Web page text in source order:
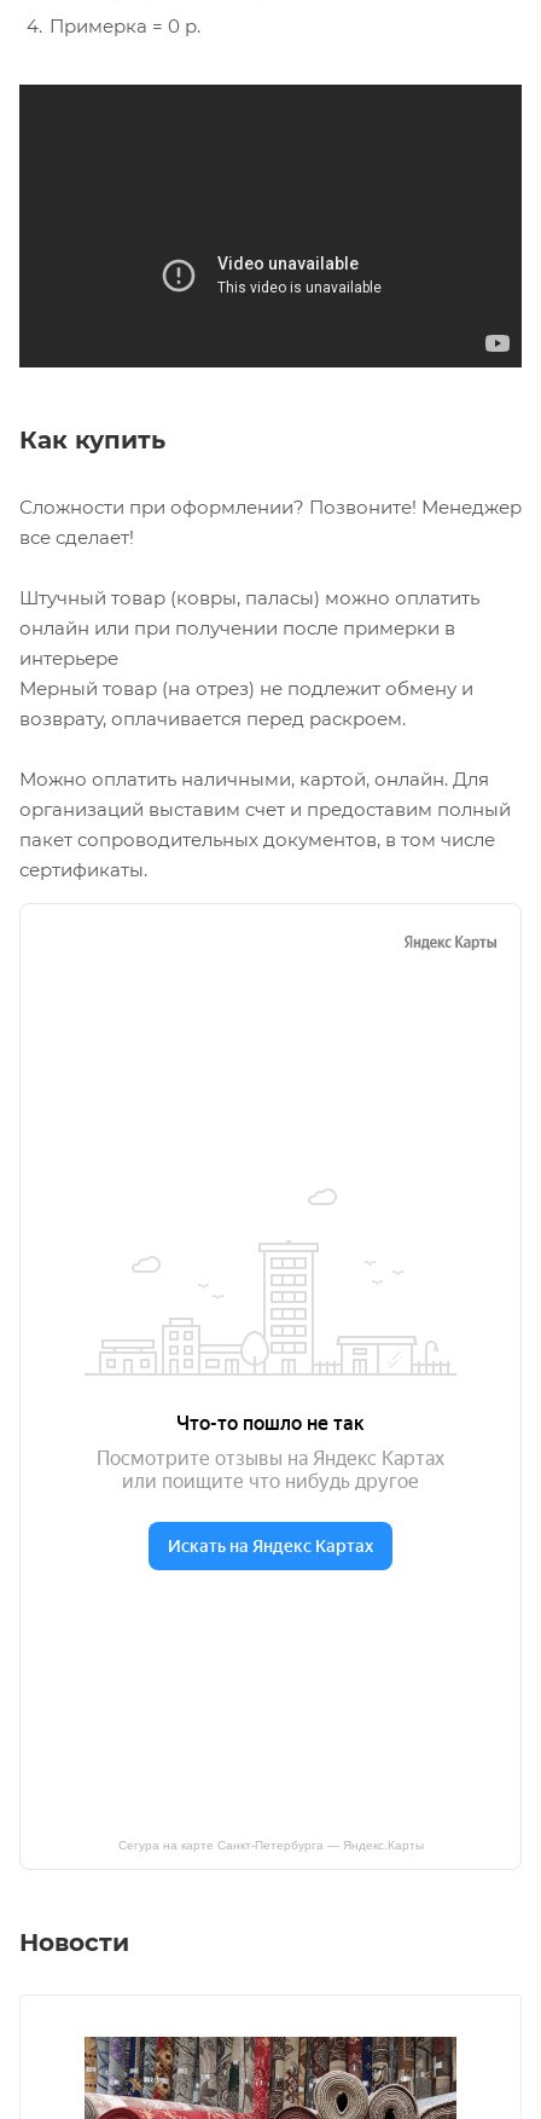
Примерка = 0 р.
Как купить
Сложности при оформлении? Позвоните! Менеджер
все сделает!
Штучный товар (ковры, паласы) можно оплатить
онлайн или при получении после примерки в
интерьере
Мерный товар (на отрез) не подлежит обмену и
возврату, оплачивается перед раскроем.
Можно оплатить наличными, картой, онлайн. Для
организаций выставим счет и предоставим полный
пакет сопроводительных документов, в том числе
сертификаты.
Сегура на карте Санкт‑Петербурга — Яндекс.Карты
Новости